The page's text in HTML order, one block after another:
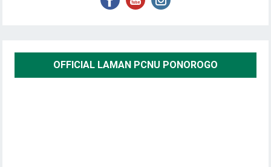
OFFICIAL LAMAN PCNU PONOROGO